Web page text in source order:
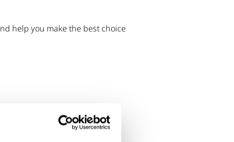
help you make the best choice